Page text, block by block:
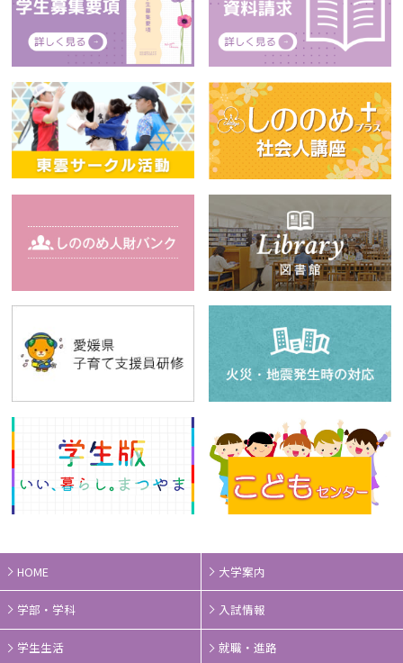
HOME 大学案内
学部・学科 入試情報
学生生活 就職・進路